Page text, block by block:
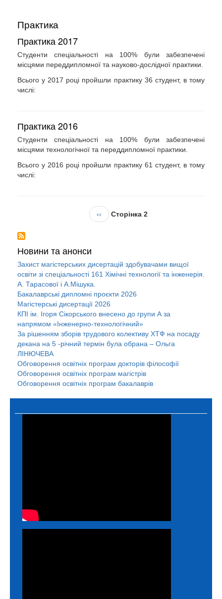
Практика
Практика 2017
Студенти спеціальності на 100% були забезпечені
місцями переддипломної та науково-дослідної практики.
Всього у 2017 році пройшли практику 36 студент, в тому
числі:
Практика 2016
Студенти спеціальності на 100% були забезпечені
місцями технологічної та переддипломної практики.
Всього у 2016 році пройшли практику 61 студент, в тому
числі:
сторінки
Попередня
сторінка
‹‹ Сторінка 2
Новини та анонси
Захист магістерських дисертацій здобувачами вищої
освіти зі спеціальності 161 Хімічні технології та інженерія.
А. Тарасової і А.Мішука.
Бакалаврські дипломні проєкти 2026
Магістерські дисертації 2026
КПІ ім. Ігоря Сікорського внесено до групи А за
напрямом «Інженерно-технологічний»
За рішенням зборів трудового колективу ХТФ на посаду
декана на 5 -річний термін була обрана – Ольга
ЛІНЮЧЕВА
Обговорення освітніх програм докторів філософії
Обговорення освітніх програм магістрів
Обговорення освітніх програм бакалаврів